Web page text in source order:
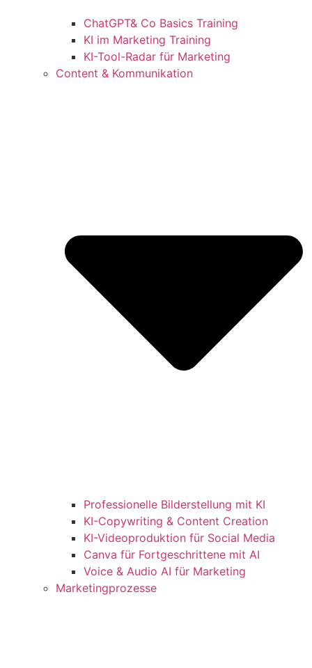
ChatGPT& Co Basics Training
KI im Marketing Training
KI-Tool-Radar für Marketing
Content & Kommunikation
Professionelle Bilderstellung mit KI
KI-Copywriting & Content Creation
KI-Videoproduktion für Social Media
Canva für Fortgeschrittene mit AI
Voice & Audio AI für Marketing
Marketingprozesse